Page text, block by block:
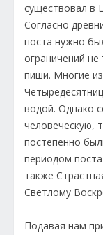
существовал в
Согласно
поста нужно
ограничений
пиши. Многие
водой. Однако
человеческую,
постепенно
периодом
также
Светлому
Подавая нам